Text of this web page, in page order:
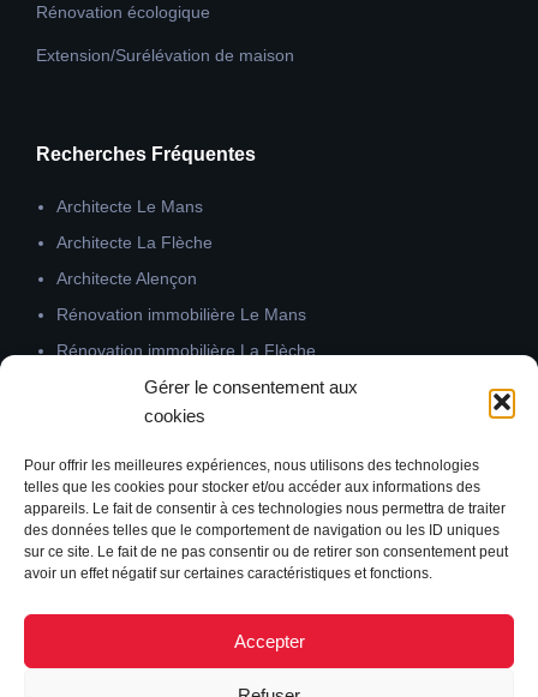
Gérer le consentement aux
cookies
Pour offrir les meilleures expériences, nous utilisons des technologies
telles que les cookies pour stocker et/ou accéder aux informations des
appareils. Le fait de consentir à ces technologies nous permettra de traiter
des données telles que le comportement de navigation ou les ID uniques
sur ce site. Le fait de ne pas consentir ou de retirer son consentement peut
avoir un effet négatif sur certaines caractéristiques et fonctions.
Accepter
Rénovation écologique
Extension/Surélévation de maison
Recherches Fréquentes
Architecte Le Mans
Architecte La Flèche
Architecte Alençon
Rénovation immobilière Le Mans
Rénovation immobilière La Flèche
Rénovation immobilière Alençon
Architecte intérieur Le Mans
Architecte intérieur La Flèche
Architecte intérieur Alençon
Architecte 72000
Architecte Sarthe